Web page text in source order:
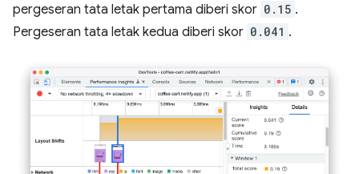
pergeseran tata letak pertama diberi skor 0.15 .
Pergeseran tata letak kedua diberi skor 0.041 .